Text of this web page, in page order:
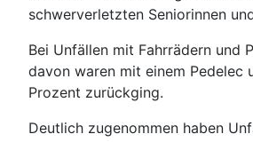
schwerverletzten Seniorinnen
Bei Unfällen mit Fahrrädern und
davon waren mit einem Pedelec
Prozent zurückging.
Deutlich zugenommen haben